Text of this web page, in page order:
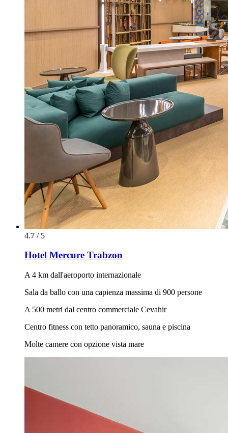
4.7 / 5
Hotel Mercure Trabzon
A 4 km dall'aeroporto internazionale
Sala da ballo con una capienza massima di 900 persone
A 500 metri dal centro commerciale Cevahir
Centro fitness con tetto panoramico, sauna e piscina
Molte camere con opzione vista mare